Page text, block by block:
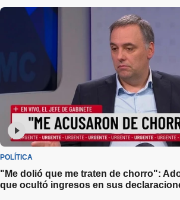
POLÍTICA
"Me dolió que me traten de chorro":
que ocultó ingresos en sus